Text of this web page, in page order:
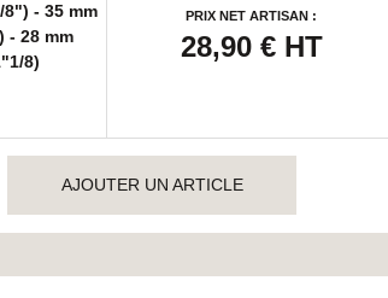
8") - 35 mm
- 28 mm
8)
PRIX NET ARTISAN :
28,90 €HT
AJOUTER UN ARTICLE